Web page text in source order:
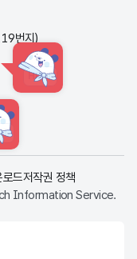
번지)
HINT
로드저작권 정책
Information Service.